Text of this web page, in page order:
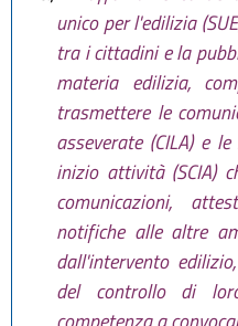
unico per l'edilizia
tra i cittadini e la
materia edilizia,
trasmettere le
asseverate (CILA) e
inizio attività (SCIA)
comunicazioni,
notifiche alle altre
dall'intervento
del controllo di